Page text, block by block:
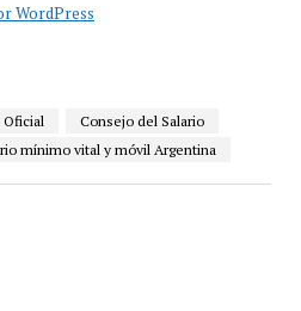
WordPress
Consejo del Salario
mínimo vital y móvil Argentina